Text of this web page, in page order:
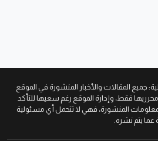
جميع المقالات والأخبار المنشورة في الموقع
فقط، وإدارة الموقع رغم سعيها للتأكد
المنشورة، فهي لا تتحمل أي مسئولية
عما يتم نشره.